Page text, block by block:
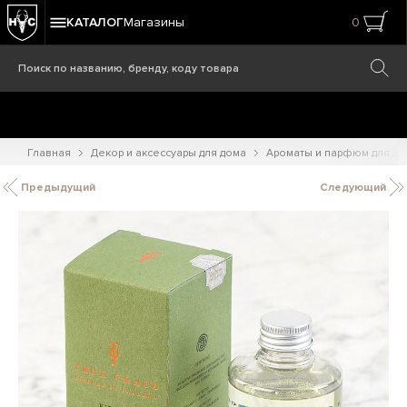
КАТАЛОГМагазины 0
Главная Декор и аксессуары для дома Ароматы и парфюм для
Предыдущий Следующий